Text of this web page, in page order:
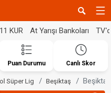
KUR At Yarışı Bankoları
Puan Durumu Canlı Skor
Süper Lig Beşiktaş Beşiktaş